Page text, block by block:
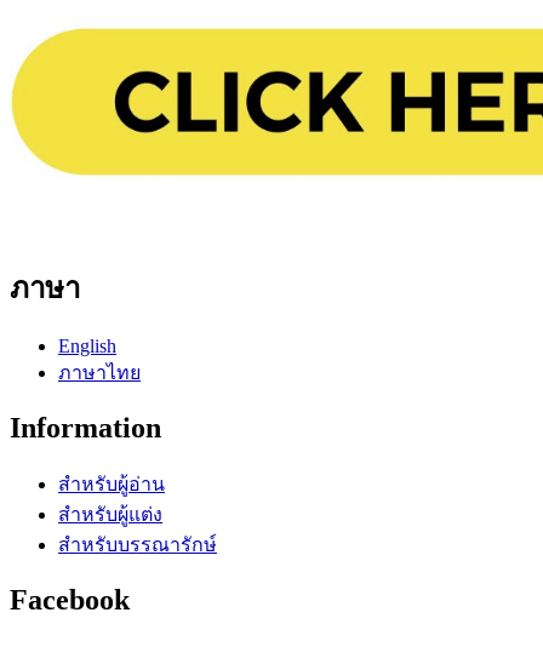
ภาษา
English
ภาษาไทย
Information
สำหรับผู้อ่าน
สำหรับผู้แต่ง
สำหรับบรรณารักษ์
Facebook